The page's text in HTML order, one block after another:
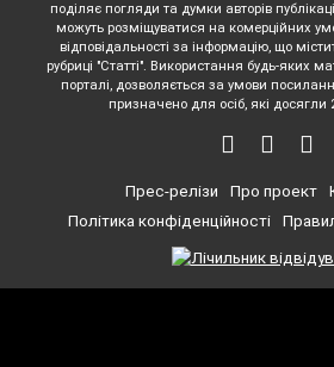
поділяє погляди та думки авторів
можуть розміщуватися на комерційних
відповідальності за інформацію, що
рубриці "Статті". Використання будь-яких
порталі, дозволяється за умови
призначено для осіб, які досягли
Прес-релізи Про проект
Політика конфіденційності